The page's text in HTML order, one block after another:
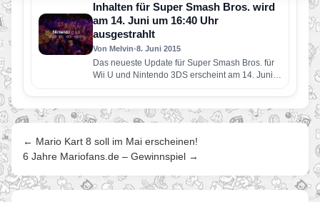
Inhalten für Super Smash Bros. wird
am 14. Juni um 16:40 Uhr
ausgestrahlt
Von Melvin•8. Juni 2015
Das neueste Update für Super Smash Bros. für
Wii U und Nintendo 3DS erscheint am 14. Juni.
Es…
← Mario Kart 8 soll im Mai erscheinen!
6 Jahre Mariofans.de – Gewinnspiel →